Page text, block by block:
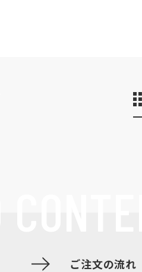
ご注文の流れ